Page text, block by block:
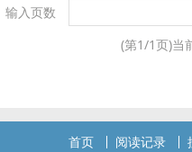
想不明白，林慰贤这嘴皮子功夫
性恋。”?顾巍州扫了一眼身边两
费，缘更，只要单身就是处，别
好手。在乱成一锅粥的现状里，
了一个愿：平凡的苟活。奈何刚
只有小学鸡过家家无关痛痒伪权
上班快上抑郁了、图一乐的小脑
没啥车的NP文，也是因为其它地
新频率。笔者社会搬砖人，项目
输入页数
(第1/1页)当
首页 阅读记录